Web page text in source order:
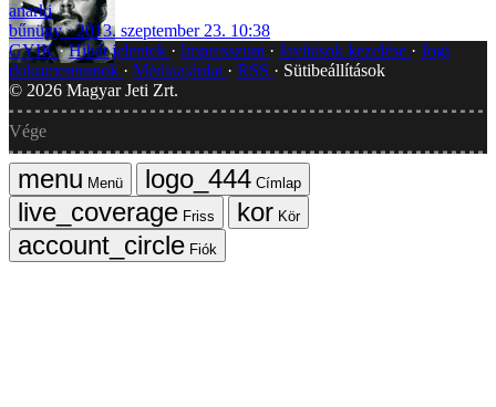
anarki
bűnügy
2013. szeptember 23. 10:38
GYIK Hibát jelentek Impresszum Javítások kezelése
Jogi
dokumentumok
Médiaajánlat RSS
Sütibeállítások
© 2026 Magyar Jeti Zrt.
Vége
Menü
Címlap
Friss
Kör
Fiók